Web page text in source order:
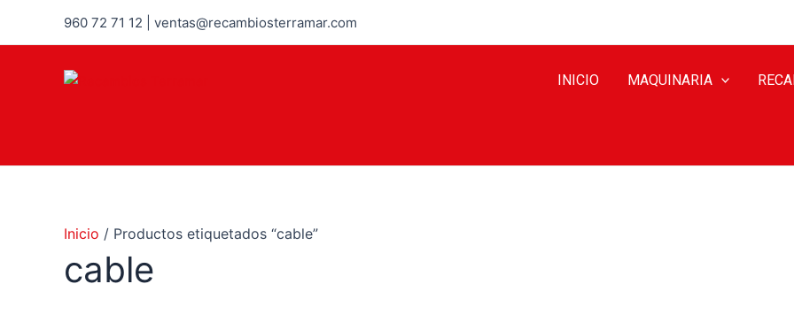
960 72 71 12 | ventas@recambiosterramar.com
INICIO MAQUINARIA
Inicio / Productos etiquetados “cable”
cable